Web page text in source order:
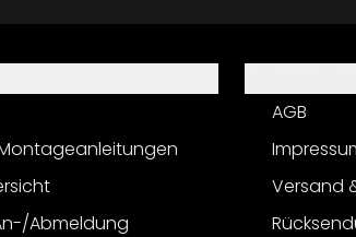
Abmeldung
AGB
Versand